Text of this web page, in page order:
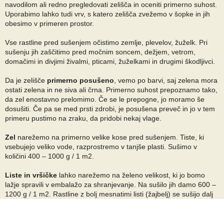
navodilom ali redno pregledovati zelišča in oceniti primerno suhost.
Uporabimo lahko tudi vrv, s katero zelišča zvežemo v šopke in jih
obesimo v primeren prostor.
Vse rastline pred sušenjem očistimo zemlje, plevelov, žuželk. Pri
sušenju jih zaščitimo pred močnim soncem, dežjem, vetrom,
domačimi in divjimi živalmi, pticami, žuželkami in drugimi škodljivci.
Da je zelišče primerno posušeno, vemo po barvi, saj zelena mora
ostati zelena in ne siva ali črna. Primerno suhost prepoznamo tako,
da zel enostavno prelomimo. Če se le prepogne, jo moramo še
dosušiti. Če pa se med prsti zdrobi, je posušena preveč in jo v tem
primeru pustimo na zraku, da pridobi nekaj vlage.
Zel narežemo na primerno velike kose pred sušenjem. Tiste, ki
vsebujejo veliko vode, razprostremo v tanjše plasti. Sušimo v
količini 400 – 1000 g / 1 m2.
Liste in vršičke lahko narežemo na želeno velikost, ki jo bomo
lažje spravili v embalažo za shranjevanje. Na sušilo jih damo 600 –
1200 g / 1 m2. Rastline z bolj mesnatimi listi (žajbelj) se sušijo dalj